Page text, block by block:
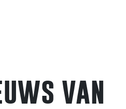
van